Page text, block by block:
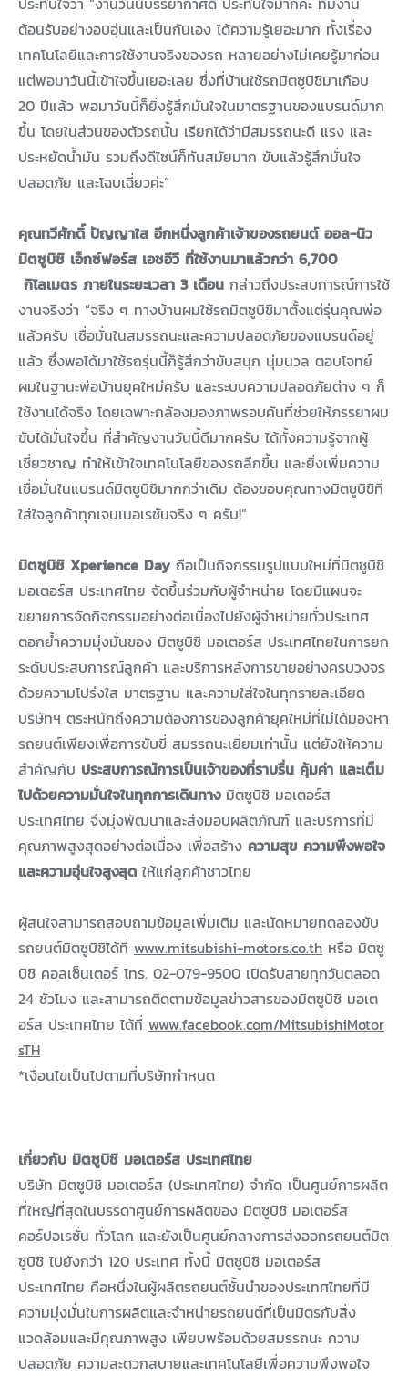
ต้อนรับอย่างอบอุ่นและเป็นกันเอง ได้ความรู้เยอะมาก ทั้งเรื่อง
เทคโนโลยีและการใช้งานจริงของรถ หลายอย่างไม่เคยรู้มาก่อน
แต่พอมาวันนี้เข้าใจขึ้นเยอะเลย ซึ่งที่บ้านใช้รถมิตซูบิชิมาเกือบ
20 ปีแล้ว พอมาวันนี้ก็ยิ่งรู้สึกมั่นใจในมาตรฐานของแบรนด์มาก
ขึ้น โดยในส่วนของตัวรถนั้น เรียกได้ว่ามีสมรรถนะดี แรง และ
ประหยัดน้ำมัน รวมถึงดีไซน์ก็ทันสมัยมาก ขับแล้วรู้สึกมั่นใจ
ปลอดภัย และโฉบเฉี่ยวค่ะ”
คุณทวีศักดิ์ ปัญญาใส อีกหนึ่งลูกค้าเจ้าของรถยนต์ ออล-นิว
มิตซูบิชิ เอ็กซ์ฟอร์ส เอชอีวี ที่ใช้งานมาแล้วกว่า 6,700
กิโลเมตร ภายในระยะเวลา 3 เดือน กล่าวถึงประสบการณ์การใช้
งานจริงว่า “จริง ๆ ทางบ้านผมใช้รถมิตซูบิชิมาตั้งแต่รุ่นคุณพ่อ
แล้วครับ เชื่อมั่นในสมรรถนะและความปลอดภัยของแบรนด์อยู่
แล้ว ซึ่งพอได้มาใช้รถรุ่นนี้ก็รู้สึกว่าขับสนุก นุ่มนวล ตอบโจทย์
ผมในฐานะพ่อบ้านยุคใหม่ครับ และระบบความปลอดภัยต่าง ๆ ก็
ใช้งานได้จริง โดยเฉพาะกล้องมองภาพรอบคันที่ช่วยให้ภรรยาผม
ขับได้มั่นใจขึ้น ที่สำคัญงานวันนี้ดีมากครับ ได้ทั้งความรู้จากผู้
เชี่ยวชาญ ทำให้เข้าใจเทคโนโลยีของรถลึกขึ้น และยิ่งเพิ่มความ
เชื่อมั่นในแบรนด์มิตซูบิชิมากกว่าเดิม ต้องขอบคุณทางมิตซูบิชิที่
ใส่ใจลูกค้าทุกเจนเนอเรชันจริง ๆ ครับ!”
มิตซูบิชิ Xperience Day ถือเป็นกิจกรรมรูปแบบใหม่ที่มิตซูบิชิ
มอเตอร์ส ประเทศไทย จัดขึ้นร่วมกับผู้จำหน่าย โดยมีแผนจะ
ขยายการจัดกิจกรรมอย่างต่อเนื่องไปยังผู้จำหน่ายทั่วประเทศ
ตอกย้ำความมุ่งมั่นของ มิตซูบิชิ มอเตอร์ส ประเทศไทยในการยก
ระดับประสบการณ์ลูกค้า และบริการหลังการขายอย่างครบวงจร
ด้วยความโปร่งใส มาตรฐาน และความใส่ใจในทุกรายละเอียด
บริษัทฯ ตระหนักถึงความต้องการของลูกค้ายุคใหม่ที่ไม่ได้มองหา
รถยนต์เพียงเพื่อการขับขี่ สมรรถนะเยี่ยมเท่านั้น แต่ยังให้ความ
สำคัญกับ ประสบการณ์การเป็นเจ้าของที่ราบรื่น คุ้มค่า และเต็ม
ไปด้วยความมั่นใจในทุกการเดินทางมิตซูบิชิ มอเตอร์ส
ประเทศไทย จึงมุ่งพัฒนาและส่งมอบผลิตภัณฑ์ และบริการที่มี
คุณภาพสูงสุดอย่างต่อเนื่อง เพื่อสร้าง ความสุข ความพึงพอใจ
และความอุ่นใจสูงสุด ให้แก่ลูกค้าชาวไทย
ผู้สนใจสามารถสอบถามข้อมูลเพิ่มเติม และนัดหมายทดลองขับ
รถยนต์มิตซูบิชิได้ที่ www.mitsubishi-motors.co.th หรือ มิตซู
บิชิ คอลเซ็นเตอร์ โทร. 02-079-9500 เปิดรับสายทุกวันตลอด
24 ชั่วโมง และสามารถติดตามข้อมูลข่าวสารของมิตซูบิชิ มอเต
อร์ส ประเทศไทย ได้ที่ www.facebook.com/MitsubishiMotor
sTH
*เงื่อนไขเป็นไปตามที่บริษัทกำหนด
เกี่ยวกับ มิตซูบิชิ มอเตอร์ส ประเทศไทย
บริษัท มิตซูบิชิ มอเตอร์ส (ประเทศไทย) จำกัด เป็นศูนย์การผลิต
ที่ใหญ่ที่สุดในบรรดาศูนย์การผลิตของ มิตซูบิชิ มอเตอร์ส
คอร์ปอเรชั่น ทั่วโลก และยังเป็นศูนย์กลางการส่งออกรถยนต์มิต
ซูบิชิ ไปยังกว่า 120 ประเทศ ทั้งนี้ มิตซูบิชิ มอเตอร์ส
ประเทศไทย คือหนึ่งในผู้ผลิตรถยนต์ชั้นนำของประเทศไทยที่มี
ความมุ่งมั่นในการผลิตและจำหน่ายรถยนต์ที่เป็นมิตรกับสิ่ง
แวดล้อมและมีคุณภาพสูง เพียบพร้อมด้วยสมรรถนะ ความ
ปลอดภัย ความสะดวกสบายและเทคโนโลยีเพื่อความพึงพอใจ